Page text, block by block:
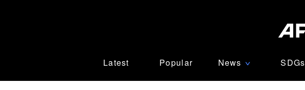
Latest Popular News ∨ SDGs